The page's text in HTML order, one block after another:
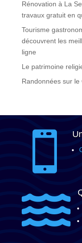
Rénovation à La
travaux gratuit en
Tourisme
découvrent les
ligne
Le patrimoine
Randonnées sur

